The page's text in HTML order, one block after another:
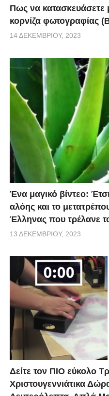
Πως να κατασκευάσετε
κορνίζα φωτογραφίας
14 ΔΕΚΕΜΒΡΊΟΥ, 2023
Ένα μαγικό βίντεο:
αλόης και το
Έλληνας που τρέλανε
13 ΔΕΚΕΜΒΡΊΟΥ, 2023
Δείτε τον ΠΙΟ εύκολο
Χριστουγεννιάτικα